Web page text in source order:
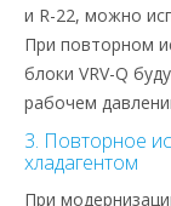
и R-22, можно
При повторном
блоки VRV-Q
рабочем
3. Повторное
хладагентом
При